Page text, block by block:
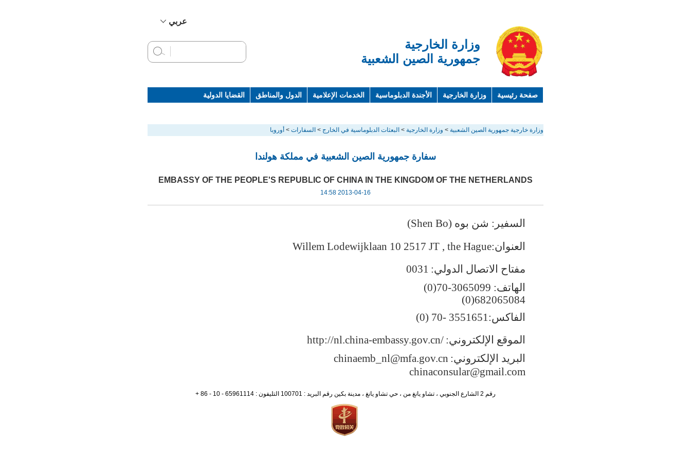
عربي
English
وزارة الخارجية
جمهورية الصين الشعبية
صفحة رئيسية وزارة الخارجية الأجندة الدبلوماسية الخدمات الإعلامية الدول والمناطق
القضايا الدولية
وزارة خارجية جمهورية الصين الشعبية > وزارة الخارجية > البعثات الدبلوماسية في الخارج > السفارات > أوروبا
سفارة جمهورية الصين الشعبية في مملكة هولندا
EMBASSY OF THE PEOPLE'S REPUBLIC OF CHINA IN THE KINGDOM OF THE NETHERLANDS
2013-04-16 14:58
السفير: شن بوه (Shen Bo)
العنوان:Willem Lodewijklaan 10 2517 JT , the Hague
مفتاح الاتصال الدولي:
0031
الهاتف:
(0)70-3065099
(0)682065084
الفاكس:
(0) 70- 3551651
الموقع الإلكتروني: http://nl.china-embassy.gov.cn/
البريد الإلكتروني: chinaemb_nl@mfa.gov.cn
chinaconsular@gmail.com
رقم 2 الشارع الجنوبي ، تشاو يانغ من ، حي تشاو يانغ ، مدينة بكين رقم البريد : 100701 التليفون : 65961114 - 10 - 86 +